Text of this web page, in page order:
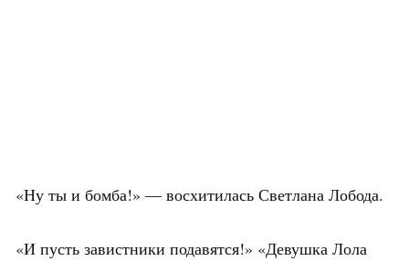
«Ну ты и бомба!» — восхитилась Светлана Лобода.
«И пусть завистники подавятся!» «Девушка Лола